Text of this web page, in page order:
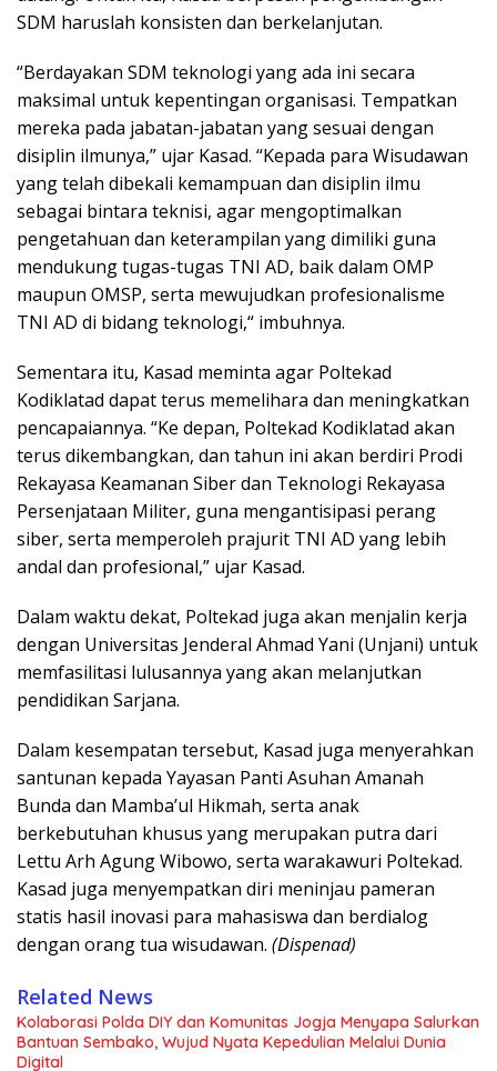
SDM haruslah konsisten dan berkelanjutan.
“Berdayakan SDM teknologi yang ada ini secara
maksimal untuk kepentingan organisasi. Tempatkan
mereka pada jabatan-jabatan yang sesuai dengan
disiplin ilmunya,” ujar Kasad. “Kepada para Wisudawan
yang telah dibekali kemampuan dan disiplin ilmu
sebagai bintara teknisi, agar mengoptimalkan
pengetahuan dan keterampilan yang dimiliki guna
mendukung tugas-tugas TNI AD, baik dalam OMP
maupun OMSP, serta mewujudkan profesionalisme
TNI AD di bidang teknologi,“ imbuhnya.
Sementara itu, Kasad meminta agar Poltekad
Kodiklatad dapat terus memelihara dan meningkatkan
pencapaiannya. “Ke depan, Poltekad Kodiklatad akan
terus dikembangkan, dan tahun ini akan berdiri Prodi
Rekayasa Keamanan Siber dan Teknologi Rekayasa
Persenjataan Militer, guna mengantisipasi perang
siber, serta memperoleh prajurit TNI AD yang lebih
andal dan profesional,” ujar Kasad.
Dalam waktu dekat, Poltekad juga akan menjalin kerja
dengan Universitas Jenderal Ahmad Yani (Unjani) untuk
memfasilitasi lulusannya yang akan melanjutkan
pendidikan Sarjana.
Dalam kesempatan tersebut, Kasad juga menyerahkan
santunan kepada Yayasan Panti Asuhan Amanah
Bunda dan Mamba’ul Hikmah, serta anak
berkebutuhan khusus yang merupakan putra dari
Lettu Arh Agung Wibowo, serta warakawuri Poltekad.
Kasad juga menyempatkan diri meninjau pameran
statis hasil inovasi para mahasiswa dan berdialog
dengan orang tua wisudawan. (Dispenad)
Related News
Kolaborasi Polda DIY dan Komunitas Jogja Menyapa Salurkan
Bantuan Sembako, Wujud Nyata Kepedulian Melalui Dunia
Digital